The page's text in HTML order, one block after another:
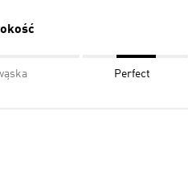
Perfect